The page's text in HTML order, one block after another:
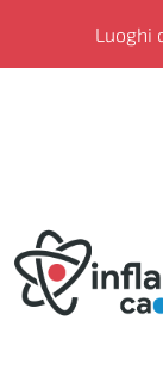
contenuto
Luoghi